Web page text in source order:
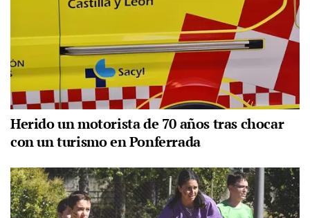
Herido un motorista de 70 años tras chocar
con un turismo en Ponferrada